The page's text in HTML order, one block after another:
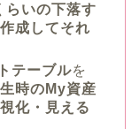
らいの下落す
成してそれ
テーブルを
時のMy資産
化・見える